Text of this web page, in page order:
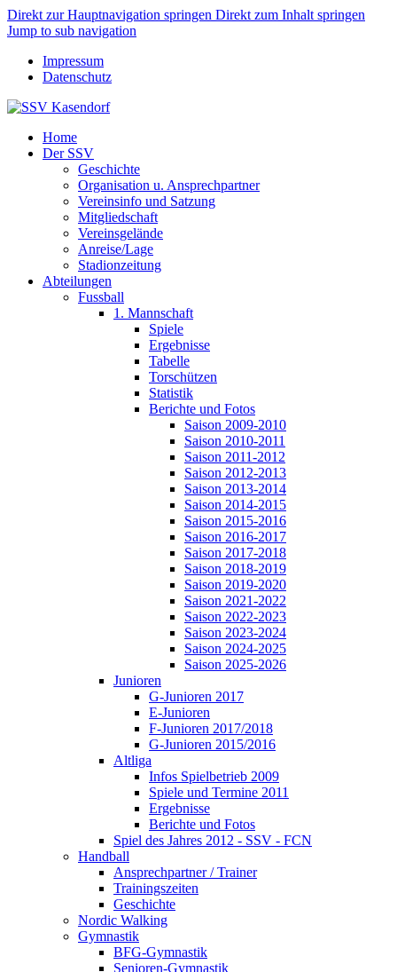
Direkt zur Hauptnavigation springen Direkt zum Inhalt springen
Jump to sub navigation
Impressum
Datenschutz
Home
Der SSV
Geschichte
Organisation u. Ansprechpartner
Vereinsinfo und Satzung
Mitgliedschaft
Vereinsgelände
Anreise/Lage
Stadionzeitung
Abteilungen
Fussball
1. Mannschaft
Spiele
Ergebnisse
Tabelle
Torschützen
Statistik
Berichte und Fotos
Saison 2009-2010
Saison 2010-2011
Saison 2011-2012
Saison 2012-2013
Saison 2013-2014
Saison 2014-2015
Saison 2015-2016
Saison 2016-2017
Saison 2017-2018
Saison 2018-2019
Saison 2019-2020
Saison 2021-2022
Saison 2022-2023
Saison 2023-2024
Saison 2024-2025
Saison 2025-2026
Junioren
G-Junioren 2017
E-Junioren
F-Junioren 2017/2018
G-Junioren 2015/2016
Altliga
Infos Spielbetrieb 2009
Spiele und Termine 2011
Ergebnisse
Berichte und Fotos
Spiel des Jahres 2012 - SSV - FCN
Handball
Ansprechpartner / Trainer
Trainingszeiten
Geschichte
Nordic Walking
Gymnastik
BFG-Gymnastik
Senioren-Gymnastik